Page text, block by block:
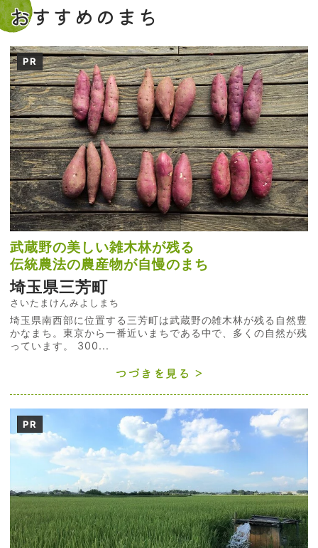
おすすめのまち
PR
武蔵野の美しい雑木林が残る
伝統農法の農産物が自慢のまち
埼玉県三芳町
さいたまけんみよしまち
埼玉県南西部に位置する三芳町は武蔵野の雑木林が残る自然豊
かなまち。東京から一番近いまちである中で、多くの自然が残
っています。 300...
つづきを見る
PR